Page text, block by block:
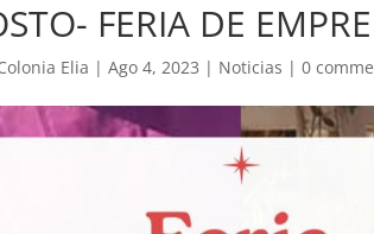
FERIA DE
Elia | Ago 4, 2023 | Noticias | 0